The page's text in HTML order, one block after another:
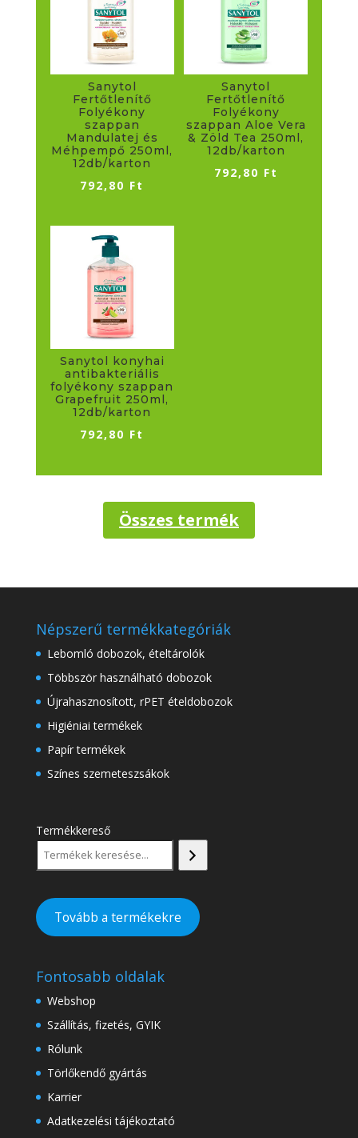
Sanytol
Fertőtlenítő
Folyékony
szappan
Mandulatej és
Méhpempő 250ml,
12db/karton
792,80 Ft
Sanytol
Fertőtlenítő
Folyékony
szappan Aloe Vera
& Zöld Tea 250ml,
12db/karton
792,80 Ft
Sanytol konyhai
antibakteriális
folyékony szappan
Grapefruit 250ml,
12db/karton
792,80 Ft
Összes termék
Népszerű termékkategóriák
Lebomló dobozok, ételtárolók
Többször használható dobozok
Újrahasznosított, rPET ételdobozok
Higiéniai termékek
Papír termékek
Színes szemeteszsákok
Termékkereső
Tovább a termékekre
Fontosabb oldalak
Webshop
Szállítás, fizetés, GYIK
Rólunk
Törlőkendő gyártás
Karrier
Adatkezelési tájékoztató